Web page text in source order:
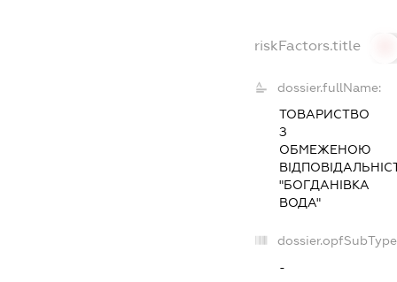
riskFactors.title
dossier.fullName:
ТОВАРИСТВО
З
ОБМЕЖЕНОЮ
"БОГДАНІВКА
ВОДА"
-